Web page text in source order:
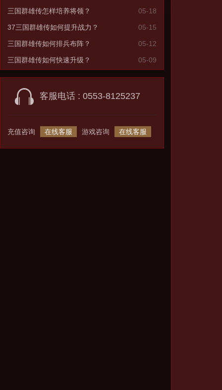
三国群雄传怎样培养将领？ 05-18
37三国群雄传如何提升战力？ 05-15
三国群雄传如何排兵布阵？ 05-12
三国群雄传如何快速升级？ 05-09
客服电话 : 0553-8125237
充值咨询 在线客服 游戏咨询 在线客服